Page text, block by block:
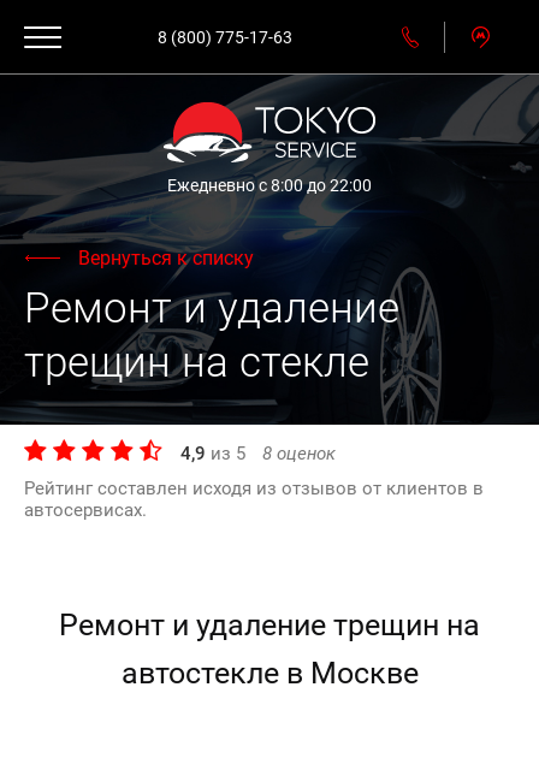
8 (800) 775-17-63
Ежедневно с 8:00 до 22:00
Вернуться к списку
Ремонт и удаление
трещин на стекле
4,9 из 5 8 оценок
Рейтинг составлен исходя из отзывов от клиентов в
автосервисах.
Ремонт и удаление трещин на
автостекле в Москве